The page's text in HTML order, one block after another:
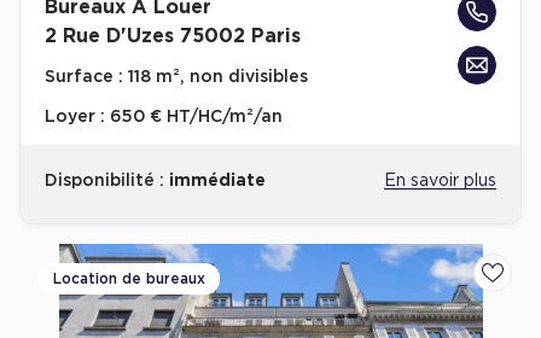
Bureaux A Louer
2 Rue D'Uzes 75002 Paris
Surface : 118 m², non divisibles
Loyer : 650 € HT/HC/m²/an
Disponibilité : immédiate En savoir plus
Location de bureaux